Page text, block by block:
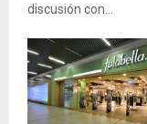
discusión con...